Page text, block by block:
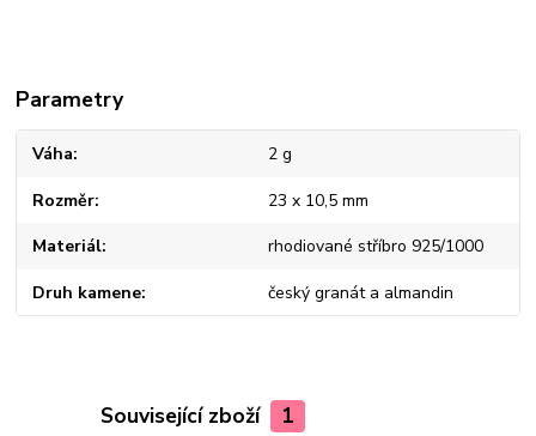
Parametry
Váha 2 g
Rozměr 23 x 10,5 mm
Materiál rhodiované stříbro 925/1000
Druh kamene český granát a almandin
Související zboží 1